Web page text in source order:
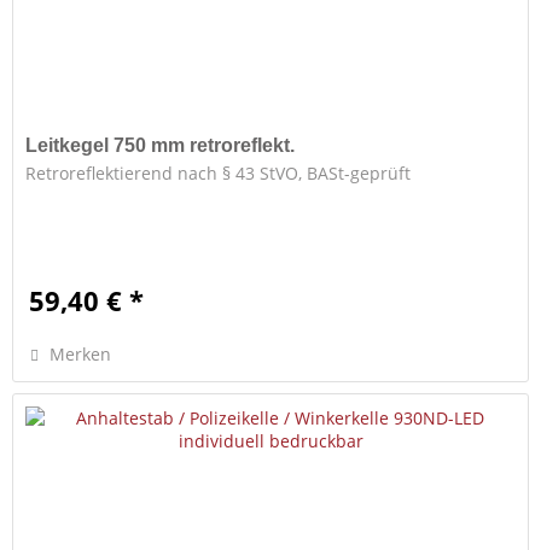
Leitkegel 750 mm retroreflekt.
Retroreflektierend nach § 43 StVO, BASt-geprüft
59,40 € *
Merken